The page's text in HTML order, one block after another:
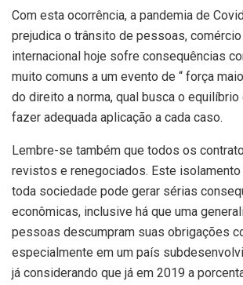
Com esta ocorrência, a pandemia de
prejudica o trânsito de pessoas, comércio
internacional hoje sofre consequências
muito comuns a um evento de “ força
do direito a norma, qual busca o
fazer adequada aplicação a cada caso.
Lembre-se também que todos os
revistos e renegociados. Este
toda sociedade pode gerar sérias
econômicas, inclusive há que uma
pessoas descumpram suas obrigações
especialmente em um país
já considerando que já em 2019 a